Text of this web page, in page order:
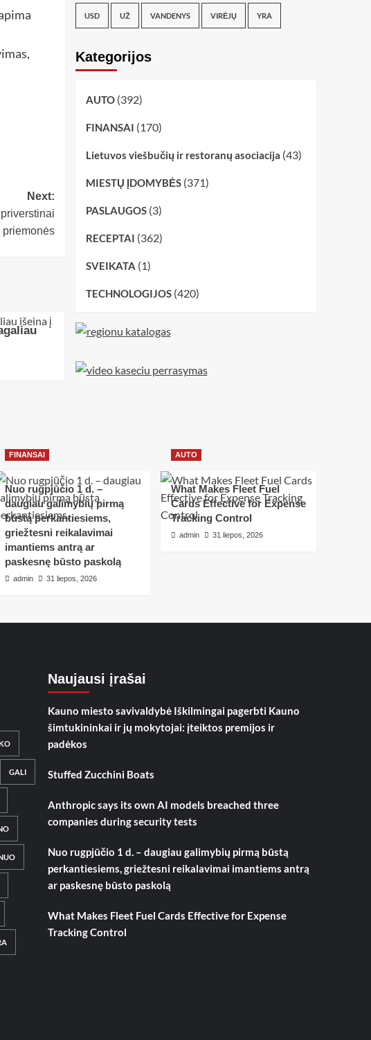
Next:
priemonės
USD UŽ VANDENYS VIRĖJŲ YRA
Kategorijos
AUTO(392)
FINANSAI (170)
Lietuvos viešbučių ir restoranų asociacija (43)
MIESTŲ ĮDOMYBĖS(371)
PASLAUGOS(3)
RECEPTAI (362)
SVEIKATA (1)
TECHNOLOGIJOS(420)
FINANSAI
Nuo rugpjūčio 1 d. –
daugiau galimybių pirmą
būstą perkantiesiems,
griežtesni reikalavimai
imantiems antrą ar
paskesnę būsto paskolą
admin 31 liepos, 2026
AUTO
What Makes Fleet Fuel
Cards Effective for Expense
Tracking Control
admin 31 liepos, 2026
GALI
Naujausi įrašai
Kauno miesto savivaldybė Iškilmingai pagerbti Kauno
šimtukininkai ir jų mokytojai: įteiktos premijos ir
padėkos
Stuffed Zucchini Boats
Anthropic says its own AI models breached three
companies during security tests
Nuo rugpjūčio 1 d. – daugiau galimybių pirmą būstą
perkantiesiems, griežtesni reikalavimai imantiems antrą
ar paskesnę būsto paskolą
What Makes Fleet Fuel Cards Effective for Expense
Tracking Control